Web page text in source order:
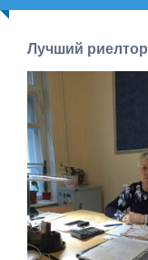
Лучший риелтор